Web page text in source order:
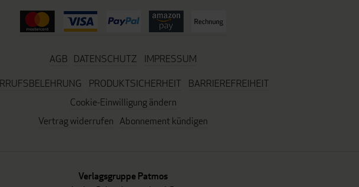
AGB DATENSCHUTZ
IMPRESSUM
PRODUKTSICHERHEIT
BARRIEREFREIHEIT
Cookie-Einwilligung ändern
Vertrag widerrufen Abonnement kündigen
Verlagsgruppe Patmos